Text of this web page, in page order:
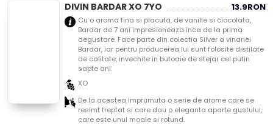
DIVIN BARDAR XO 7YO 13.9RON
Cu o aroma fina si placuta, de vanilie si ciocolata,
Bardar de 7 ani impresioneaza inca de la prima
degustare. Face parte din colectia Silver a vinariei
Bardar, iar pentru producerea lui sunt folosite distilate
de calitate, invechite in butoaie de stejar cel putin
sapte ani.
XO
De la acestea imprumuta o serie de arome care se
resimt treptat si care dau o eleganta aparte gustului,
care este unul moale si rotund.